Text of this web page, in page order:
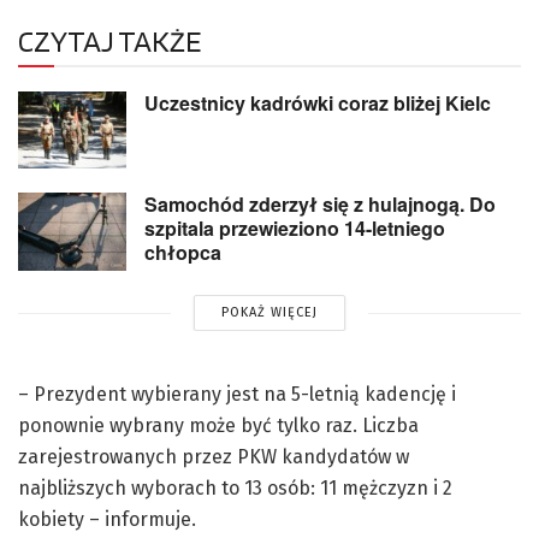
CZYTAJ TAKŻE
Uczestnicy kadrówki coraz bliżej Kielc
Samochód zderzył się z hulajnogą. Do
szpitala przewieziono 14-letniego
chłopca
POKAŻ WIĘCEJ
– Prezydent wybierany jest na 5-letnią kadencję i
ponownie wybrany może być tylko raz. Liczba
zarejestrowanych przez PKW kandydatów w
najbliższych wyborach to 13 osób: 11 mężczyzn i 2
kobiety – informuje.